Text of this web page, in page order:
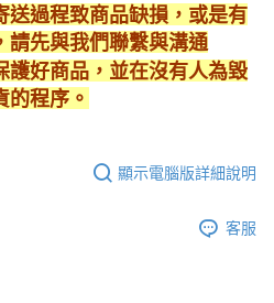
送過程致商品缺損，或是有
請先與我們聯繫與溝通
護好商品，並在沒有人為毀
的程序。
顯示電腦版詳細說明
客服